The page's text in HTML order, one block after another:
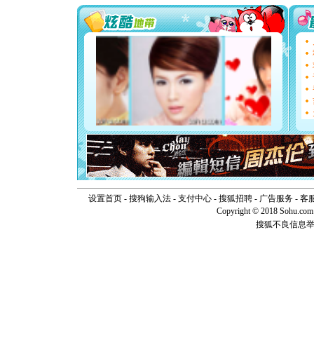
能正大光
天都要快
[圣诞节]
如意,快
[元旦]
看
断电。
你是我
[元旦]
如
起；二
离。水
[元旦]
泣，这痛
卖了。水
[春节]风
颜！冬去
[春节]
传
片叶子是
送你一棵
设置首页- 搜狗输入法- 支付中心- 搜狐招聘- 广告服务- 客
Copyright © 2018
搜狐不良信息